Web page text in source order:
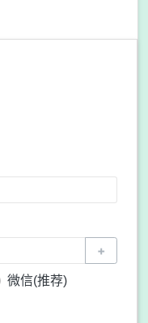
+
微信(推荐)